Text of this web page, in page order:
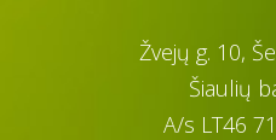
Žvejų g. 10,
Šiaulių
A/s LT46